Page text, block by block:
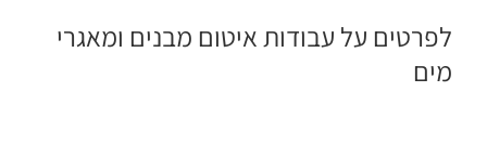
לפרטים על עבודות איטום מבנים ומאגרי
מים